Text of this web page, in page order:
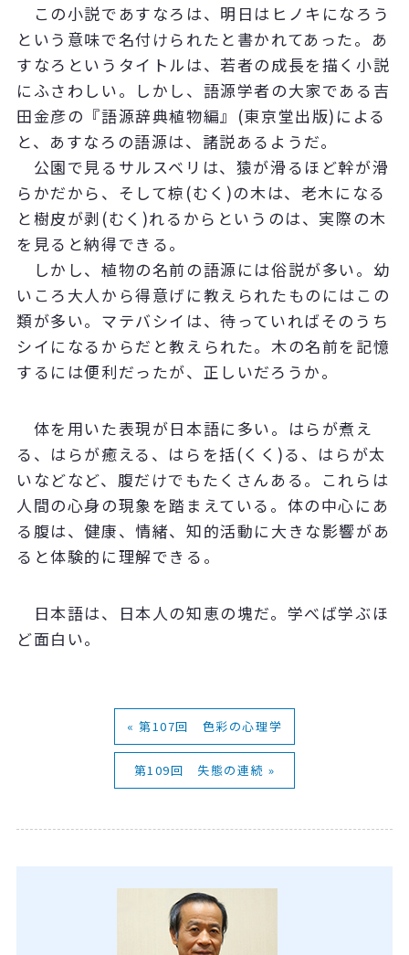
この小説であすなろは、明日はヒノキになろう
という意味で名付けられたと書かれてあった。あ
すなろというタイトルは、若者の成長を描く小説
にふさわしい。しかし、語源学者の大家である吉
田金彦の『語源辞典植物編』(東京堂出版)による
と、あすなろの語源は、諸説あるようだ。
公園で見るサルスベリは、猿が滑るほど幹が滑
らかだから、そして椋(むく)の木は、老木になる
と樹皮が剥(むく)れるからというのは、実際の木
を見ると納得できる。
しかし、植物の名前の語源には俗説が多い。幼
いころ大人から得意げに教えられたものにはこの
類が多い。マテバシイは、待っていればそのうち
シイになるからだと教えられた。木の名前を記憶
するには便利だったが、正しいだろうか。
体を用いた表現が日本語に多い。はらが煮え
る、はらが癒える、はらを括(くく)る、はらが太
いなどなど、腹だけでもたくさんある。これらは
人間の心身の現象を踏まえている。体の中心にあ
る腹は、健康、情緒、知的活動に大きな影響があ
ると体験的に理解できる。
日本語は、日本人の知恵の塊だ。学べば学ぶほ
ど面白い。
« 第107回 色彩の心理学
第109回 失態の連続 »